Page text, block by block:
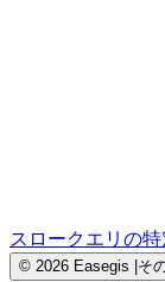
スロークエリの特
© 2026 Easegis そ